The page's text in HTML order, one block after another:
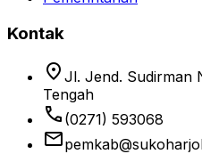
Kontak
location_on Jl. Jend. Sudirman
Tengah
phone (0271) 593068
email